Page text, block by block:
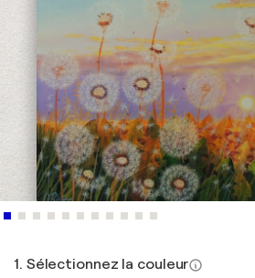
1. Sélectionnez la couleur